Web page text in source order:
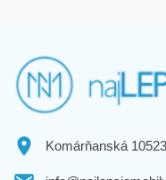
Komárňanská